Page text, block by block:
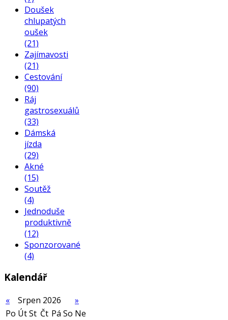
Doušek
chlupatých
oušek
(21)
Zajímavosti
(21)
Cestování
(90)
Ráj
gastrosexuálů
(33)
Dámská
jízda
(29)
Akné
(15)
Soutěž
(4)
Jednoduše
produktivně
(12)
Sponzorované
(4)
Kalendář
« Srpen 2026
»
Po ÚtSt Čt Pá So Ne